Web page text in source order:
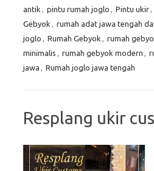
antik , pintu rumah joglo , Pintu ukir,
Gebyok , rumah adat jawa tengah
joglo , Rumah Gebyok , rumah
minimalis , rumah gebyok modern ,
jawa , Rumah joglo jawa tengah
Resplang ukir